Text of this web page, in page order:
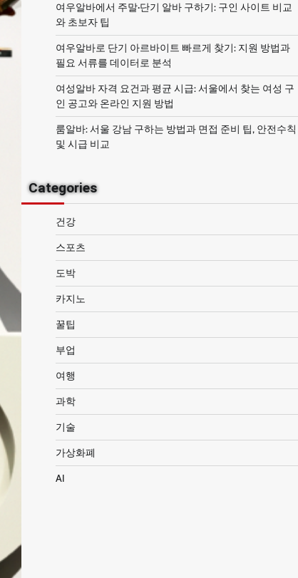
여우알바에서 주말·단기 알바 구하기: 구인 사이트 비교
와 초보자 팁
여우알바로 단기 아르바이트 빠르게 찾기: 지원 방법과
필요 서류를 데이터로 분석
여성알바 자격 요건과 평균 시급: 서울에서 찾는 여성 구
인 공고와 온라인 지원 방법
룸알바: 서울 강남 구하는 방법과 면접 준비 팁, 안전수칙
및 시급 비교
Categories
건강
스포츠
도박
카지노
꿀팁
부업
여행
과학
기술
가상화폐
AI